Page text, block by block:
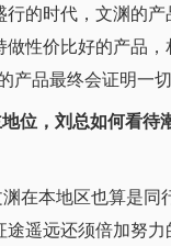
行的时代，文渊的
性价比好的产品
品最终会证明一切
，刘总如何看待
在本地区也算是同
遥远还须倍加努